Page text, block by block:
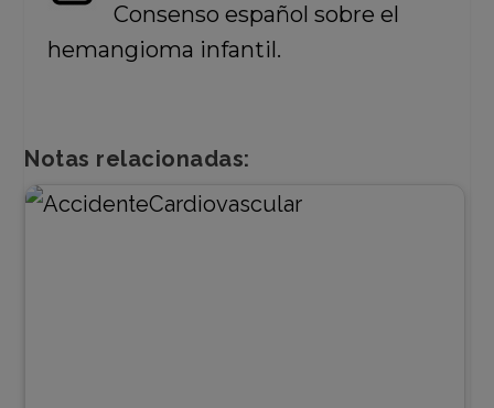
Consenso español sobre el
hemangioma infantil.
Notas relacionadas: